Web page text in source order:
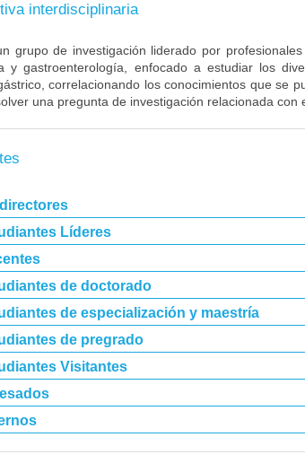
interdisciplinaria
grupo de investigación liderado por
y gastroenterología, enfocado a estudiar los
correlacionando los conocimientos que se
una pregunta de investigación relacionada con
Líderes
de doctorado
de especialización y maestría
de pregrado
Visitantes